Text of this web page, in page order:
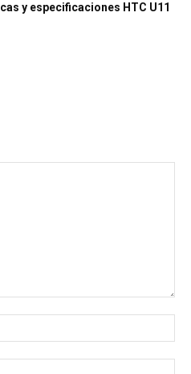
y especificaciones HTC U11